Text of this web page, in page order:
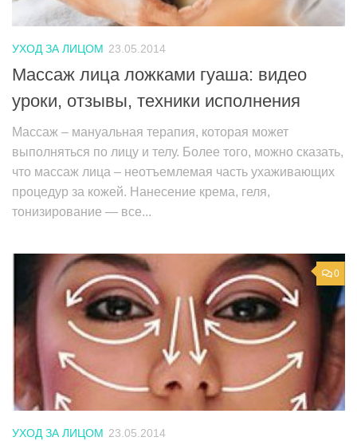
УХОД ЗА ЛИЦОМ 23.05.2014
Массаж лица ложками гуаша: видео
уроки, отзывы, техники исполнения
Массаж – мануальная терапия, которая может
выполняться по лицу и телу. Более того, можно сказать,
что массаж лица – неотъемлемая часть ухаживающих
процедур за кожей. Нанесение крема, геля,
тонизирование — все...
0
УХОД ЗА ЛИЦОМ 23.05.2014